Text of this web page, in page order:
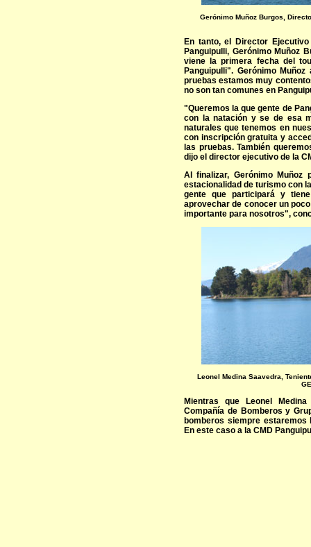
Gerónimo Muñoz Burgos,
En tanto, el Director
Panguipulli, Gerónimo Muñoz
viene la primera fecha del
Panguipulli". Gerónimo
pruebas estamos muy
no son tan comunes en
"Queremos la que gente de
con la natación y se de esa
naturales que tenemos en
con inscripción gratuita y
las pruebas. También
dijo el director ejecutivo de la
Al finalizar, Gerónimo
estacionalidad de turismo con
gente que participará y
aprovechar de conocer un
importante para nosotros",
Leonel Medina Saavedra,
Mientras que Leonel
Compañía de Bomberos y
bomberos siempre
En este caso a la CMD